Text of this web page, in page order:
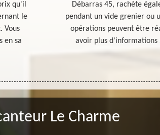
qu'il
le
Vous
en sa
Débarras 45, rachète
pendant un vide grenier ou
opérations peuvent être
avoir plus d'informations
Le Charme